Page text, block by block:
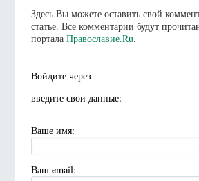
Здесь Вы можете оставить свой
статье. Все комментарии будут
портала Православие.Ru.
Войдите через
введите свои данные:
Ваше имя:
Ваш email: